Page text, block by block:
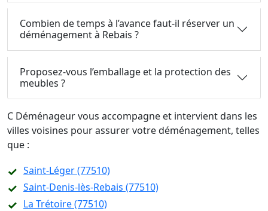
Combien de temps à l’avance faut-il réserver un
déménagement à Rebais ?
Proposez-vous l’emballage et la protection des
meubles ?
C Déménageur vous accompagne et intervient dans les
villes voisines pour assurer votre déménagement, telles
que :
Saint-Léger (77510)
Saint-Denis-lès-Rebais (77510)
La Trétoire (77510)